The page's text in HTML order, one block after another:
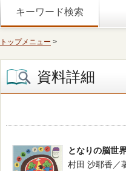
キーワード検索
トップメニュー >
資料詳細
となりの脳世
村田 沙耶香／